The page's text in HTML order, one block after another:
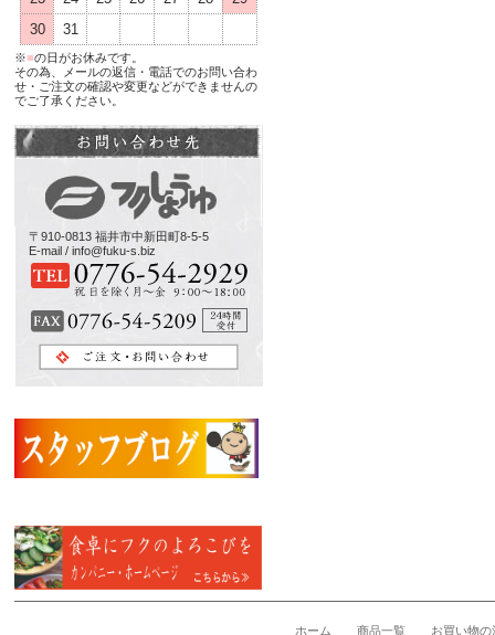
30
31
※■の日がお休みです。
その為、メールの返信・電話でのお問い合わ
せ・ご注文の確認や変更などができませんの
でご了承ください。
〒910-0813 福井市中新田町8-5-5
E-mail / info@fuku-s.biz
ホーム 商品一覧 お買い物の